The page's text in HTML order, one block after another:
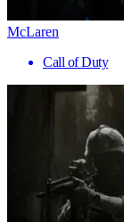
McLaren
Call of Duty